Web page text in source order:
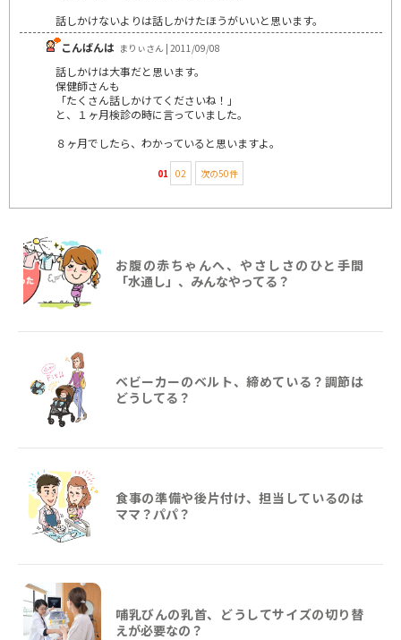
話しかけないよりは話しかけたほうがいいと思います。
こんばんは まりぃさん | 2011/09/08
話しかけは大事だと思います。
保健師さんも
「たくさん話しかけてくださいね！」
と、１ヶ月検診の時に言っていました。
８ヶ月でしたら、わかっていると思いますよ。
01 02 次の50件
お腹の赤ちゃんへ、やさしさのひと手間
「水通し」、みんなやってる？
ベビーカーのベルト、締めている？調節は
どうしてる？
食事の準備や後片付け、担当しているのは
ママ？パパ？
哺乳びんの乳首、どうしてサイズの切り替
えが必要なの？